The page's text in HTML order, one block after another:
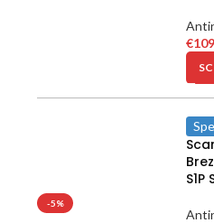
€
-5%
S1P